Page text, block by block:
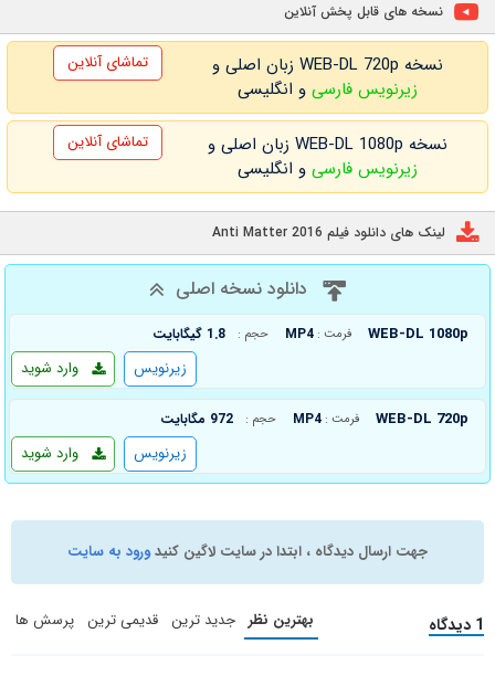
نسخه های قابل پخش آنلاین
نسخه WEB-DL 720p زبان اصلی و
زیرنویس فارسی و انگلیسی
تماشای آنلاین
نسخه WEB-DL 1080p زبان اصلی و
زیرنویس فارسی و انگلیسی
تماشای آنلاین
لینک های دانلود فیلم Anti Matter 2016
دانلود نسخه اصلی
WEB-DL 1080p فرمت : MP4 حجم : 1.8 گیگابایت
وارد شوید زیرنویس
WEB-DL 720p فرمت : MP4 حجم : 972 مگابایت
وارد شوید زیرنویس
جهت ارسال دیدگاه ، ابتدا در سایت لاگین کنیدورود به سایت
1 دیدگاه بهترین نظر جدید ترین قدیمی ترین پرسش ها